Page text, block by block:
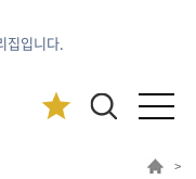
집입니다.
>